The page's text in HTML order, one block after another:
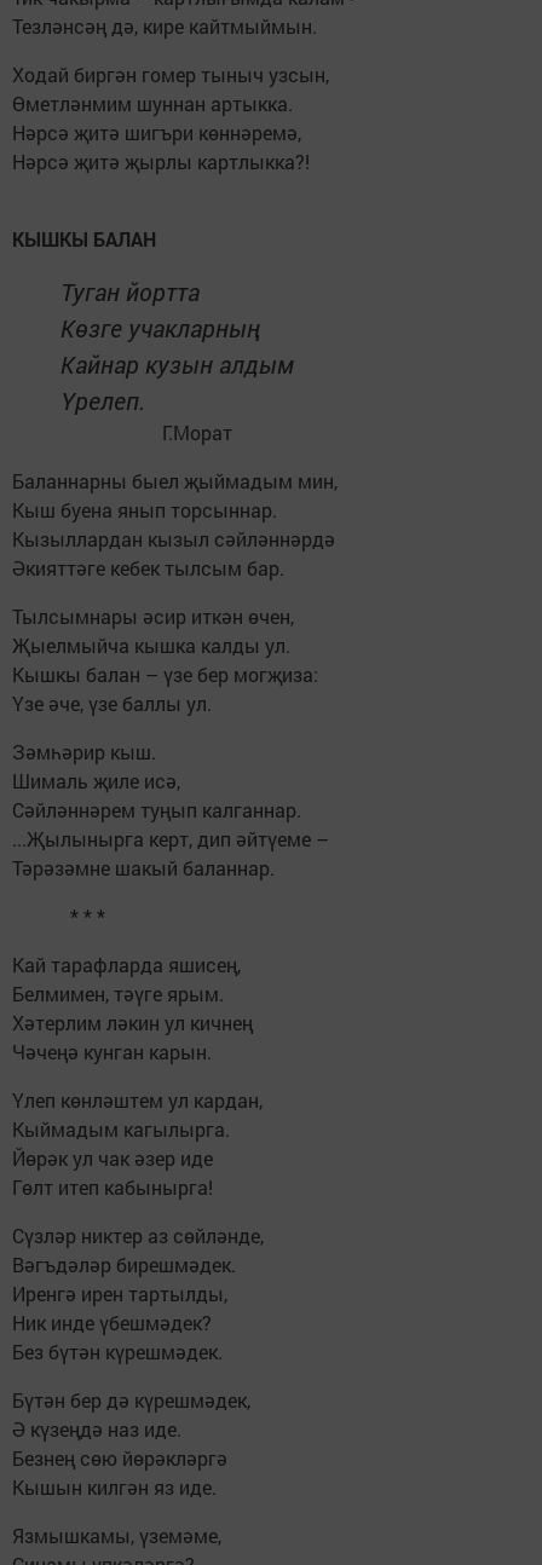
Тезләнсәң дә, кире кайтмыймын.
Ходай биргән гомер тыныч узсын,
Өметләнмим шуннан артыкка.
Нәрсә җитә шигъри көннәремә,
Нәрсә җитә җырлы картлыкка?!
КЫШКЫ БАЛАН
Туган йортта
Көзге учакларның
Кайнар кузын алдым
Үрелеп.
Г.Морат
Баланнарны быел җыймадым мин,
Кыш буена янып торсыннар.
Кызыллардан кызыл сәйләннәрдә
Әкияттәге кебек тылсым бар.
Тылсымнары әсир иткән өчен,
Җыелмыйча кышка калды ул.
Кышкы балан – үзе бер могҗиза:
Үзе әче, үзе баллы ул.
Зәмһәрир кыш.
Шималь җиле исә,
Сәйләннәрем туңып калганнар.
...Җылынырга керт, дип әйтүеме –
Тәрәзәмне шакый баланнар.
* * *
Кай тарафларда яшисең,
Белмимен, тәүге ярым.
Хәтерлим ләкин ул кичнең
Чәчеңә кунган карын.
Үлеп көнләштем ул кардан,
Кыймадым кагылырга.
Йөрәк ул чак әзер иде
Гөлт итеп кабынырга!
Сүзләр никтер аз сөйләнде,
Вәгъдәләр бирешмәдек.
Иренгә ирен тартылды,
Ник инде үбешмәдек?
Без бүтән күрешмәдек.
Бүтән бер дә күрешмәдек,
Ә күзеңдә наз иде.
Безнең сөю йөрәкләргә
Кышын килгән яз иде.
Язмышкамы, үземәме,